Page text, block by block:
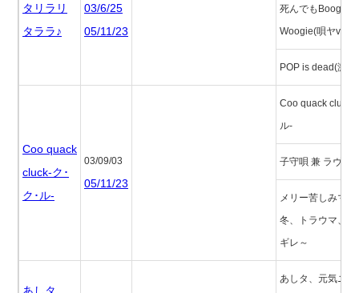
タリラリ
タララ♪
03/6/25
05/11/23
死んでもBoogie-
Woogie(唄ヤver.)
POP is dead(激ヤ
Coo quack
cluck-ク･
ク･ル-
03/09/03
05/11/23
Coo quack cluck-
ル-
子守唄 兼 ラヴソ
メリー苦しみマ
冬、トラウマ、絶
ギレ～
あしタ、
あしタ、元気ニな